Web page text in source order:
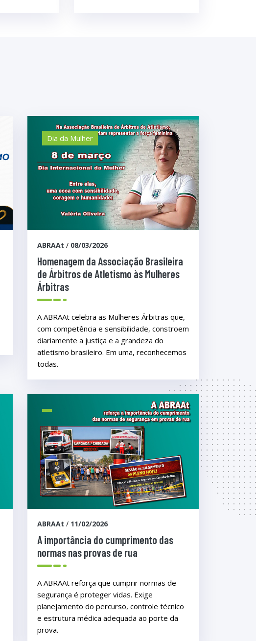
Dia da Mulher
ABRAAt / 08/03/2026
Homenagem da Associação Brasileira
de Árbitros de Atletismo às Mulheres
Árbitras
A ABRAAt celebra as Mulheres Árbitras que,
com competência e sensibilidade, constroem
diariamente a justiça e a grandeza do
atletismo brasileiro. Em uma, reconhecemos
todas.
ABRAAt / 11/02/2026
A importância do cumprimento das
normas nas provas de rua
A ABRAAt reforça que cumprir normas de
segurança é proteger vidas. Exige
planejamento do percurso, controle técnico
e estrutura médica adequada ao porte da
prova.